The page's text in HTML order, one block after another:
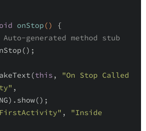
onStop ()
{
Auto-generated method stub
this ,
"On Stop Called
,
,
"Inside